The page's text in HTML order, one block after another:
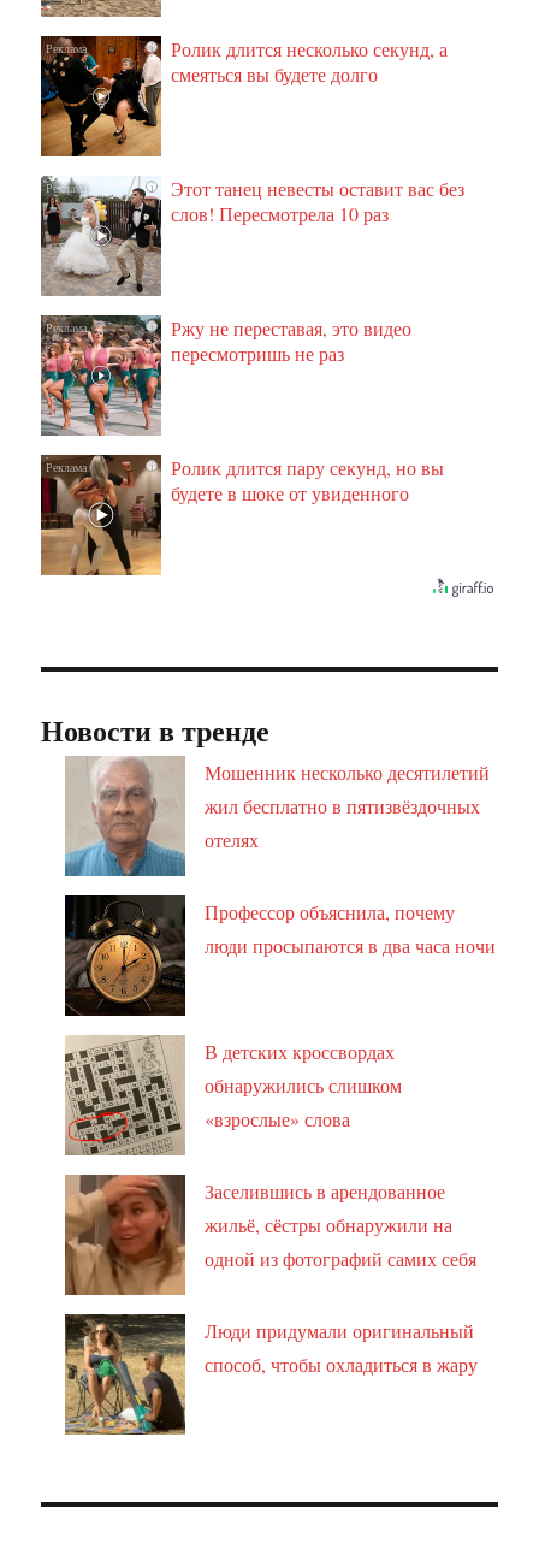
i
Ролик длится несколько секунд, а
смеяться вы будете долго
i
Этот танец невесты оставит вас без
слов! Пересмотрела 10 раз
i
Ржу не переставая, это видео
пересмотришь не раз
i
Ролик длится пару секунд, но вы
будете в шоке от увиденного
Новости в тренде
Мошенник несколько десятилетий
жил бесплатно в пятизвёздочных
отелях
Профессор объяснила, почему
люди просыпаются в два часа ночи
В детских кроссвордах
обнаружились слишком
«взрослые» слова
Заселившись в арендованное
жильё, сёстры обнаружили на
одной из фотографий самих себя
Люди придумали оригинальный
способ, чтобы охладиться в жару